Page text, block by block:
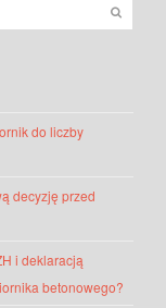
do liczby
decyzję przed
i deklaracją
betonowego?